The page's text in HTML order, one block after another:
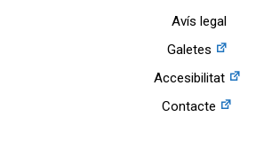
Avís legal
Galetes
Accesibilitat
Contacte